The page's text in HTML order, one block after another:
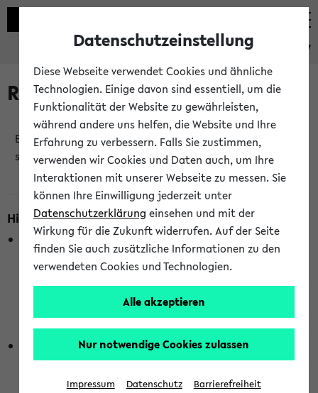
eKVV
Raumänderungen
Es wurden keine Raumänderungen an jetzt
stattfindenden Veranstaltungen gefunden!
Hinweise zur Liste der Raumänderungen
In dieser Liste werden nur Veranstaltungstermine
berücksichtigt, die gerade oder innerhalb der nächsten 2
Stunden stattfinden. Berücksichtigt werden nur Termine,
wurden. Die Anzeige ist semesterübergreifend und nicht
abhängig vom im eKVV gewählten Semester.
Die hier gezeigte Liste von Raumänderungen kann nur
vollständig sein, wenn den Fakultäten von den Lehrenden
die Änderungen zeitnah mitgeteilt und diese Änderungen
Datenschutzeinstellung
Diese Webseite verwendet Cookies und ähnliche
Technologien. Einige davon sind essentiell, um die
Funktionalität der Website zu gewährleisten,
während andere uns helfen, die Website und Ihre
Erfahrung zu verbessern. Falls Sie zustimmen,
verwenden wir Cookies und Daten auch, um Ihre
Interaktionen mit unserer Webseite zu messen. Sie
können Ihre Einwilligung jederzeit unter
Datenschutzerklärung einsehen und mit der
Wirkung für die Zukunft widerrufen. Auf der Seite
finden Sie auch zusätzliche Informationen zu den
verwendeten Cookies und Technologien.
Alle akzeptieren
Nur notwendige Cookies zulassen
Impressum Datenschutz Barrierefreiheit